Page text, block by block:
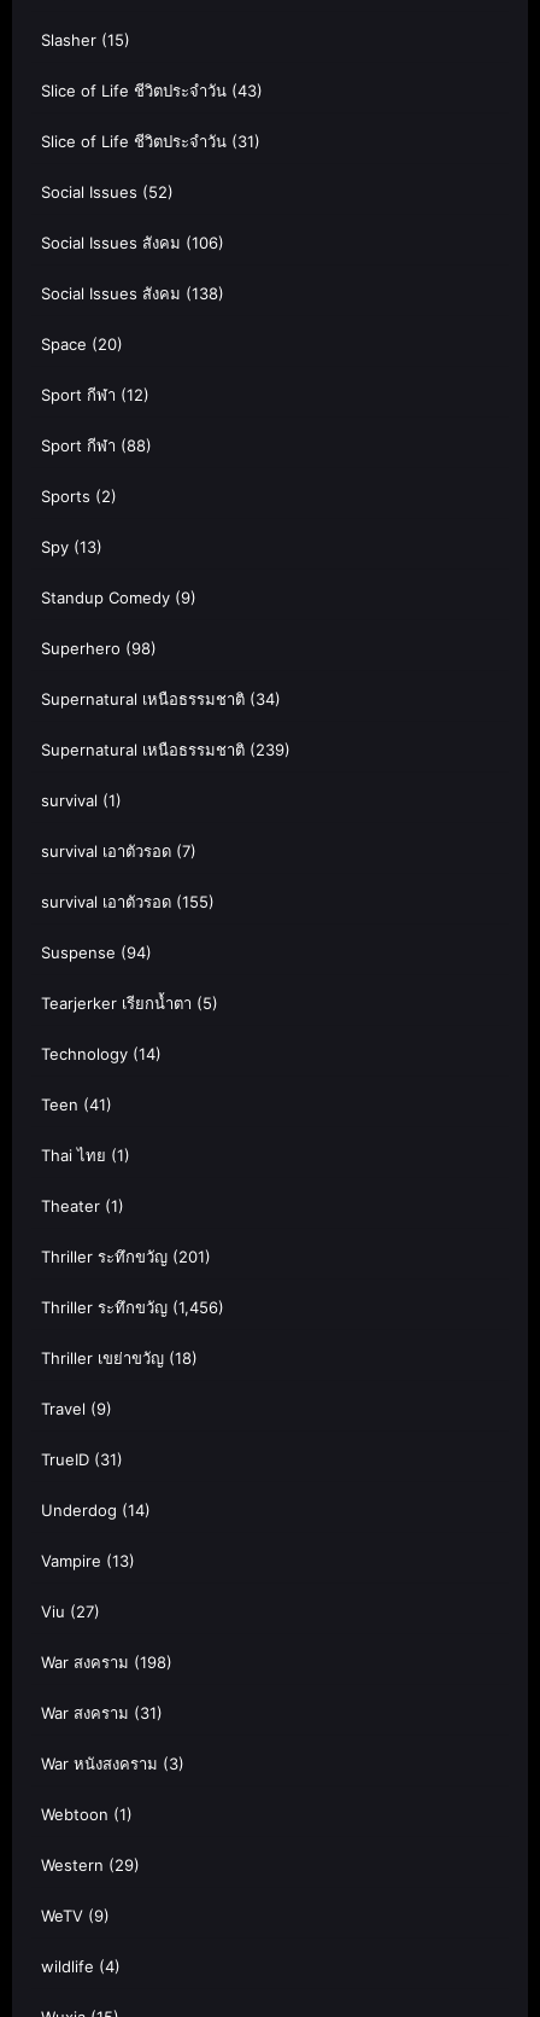
Slasher (15)
Slice of Life ชีวิตประจำวัน (43)
Slice of Life ชีวิตประจำวัน (31)
Social Issues (52)
Social Issues สังคม (106)
Social Issues สังคม (138)
Space (20)
Sport กีฬา (12)
Sport กีฬา (88)
Sports (2)
Spy (13)
Standup Comedy (9)
Superhero (98)
Supernatural เหนือธรรมชาติ (34)
Supernatural เหนือธรรมชาติ (239)
survival (1)
survival เอาตัวรอด (7)
survival เอาตัวรอด (155)
Suspense (94)
Tearjerker เรียกน้ำตา (5)
Technology (14)
Teen (41)
Thai ไทย (1)
Theater (1)
Thriller ระทึกขวัญ (201)
Thriller ระทึกขวัญ (1,456)
Thriller เขย่าขวัญ (18)
Travel (9)
TrueID (31)
Underdog (14)
Vampire (13)
Viu (27)
War สงคราม (198)
War สงคราม (31)
War หนังสงคราม (3)
Webtoon (1)
Western (29)
WeTV (9)
wildlife (4)